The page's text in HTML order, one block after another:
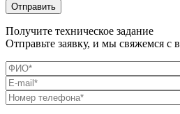
Получите техническое задание
Отправьте заявку, и мы свяжемся с